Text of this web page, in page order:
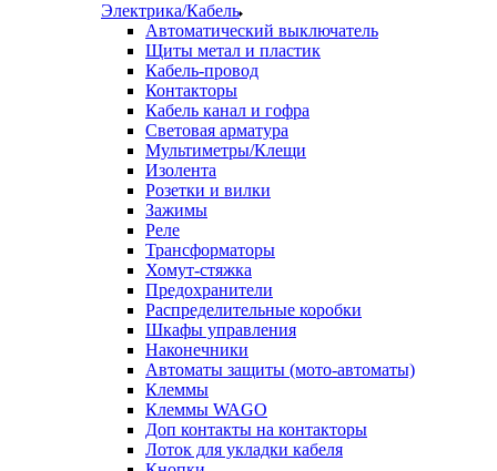
Электрика/Кабель
Автоматический выключатель
Щиты метал и пластик
Кабель-провод
Контакторы
Кабель канал и гофра
Световая арматура
Мультиметры/Клещи
Изолента
Розетки и вилки
Зажимы
Реле
Трансформаторы
Хомут-стяжка
Предохранители
Распределительные коробки
Шкафы управления
Наконечники
Автоматы защиты (мото-автоматы)
Клеммы
Клеммы WAGO
Доп контакты на контакторы
Лоток для укладки кабеля